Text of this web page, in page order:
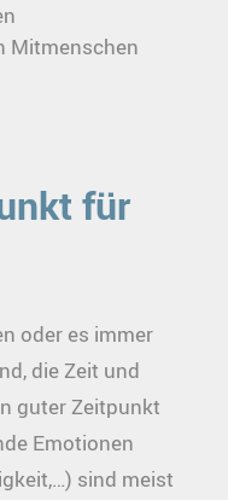
Mitmenschen
für
oder es immer
die Zeit und
guter Zeitpunkt
Emotionen
sind meist